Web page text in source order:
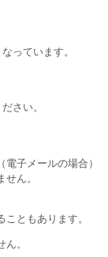
っています。
さい。
子メールの場合）
ん。
ともあります。
。